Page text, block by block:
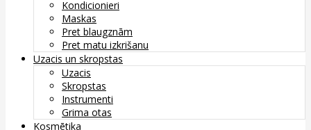
Kondicionieri
Maskas
Pret blaugznām
Pret matu izkrišanu
Uzacis un skropstas
Uzacis
Skropstas
Instrumenti
Grima otas
Kosmētika